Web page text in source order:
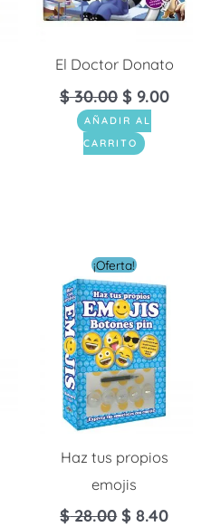
El Doctor Donato
$30.00 $ 9.00
AÑADIR AL
CARRITO
¡Oferta!
Haz tus propios
emojis
$28.00
El
precio
original
era:
$ 28.00.
$ 8.40